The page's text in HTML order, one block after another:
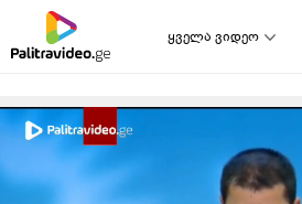
ყველა ვიდეო